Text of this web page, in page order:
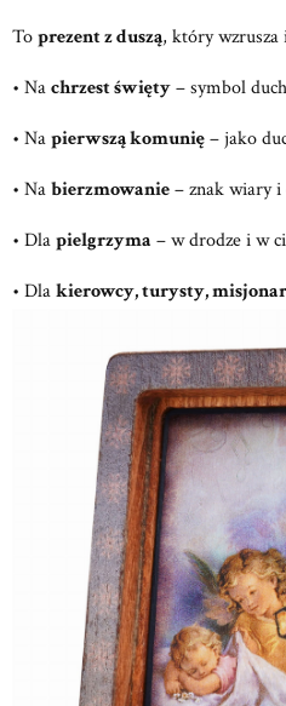
To prezent z duszą, który wzrusza
• Na chrzest święty – symbol
• Na pierwszą komunię – jako
• Na bierzmowanie – znak wiary i
• Dla pielgrzyma – w drodze i w
• Dla kierowcy, turysty,